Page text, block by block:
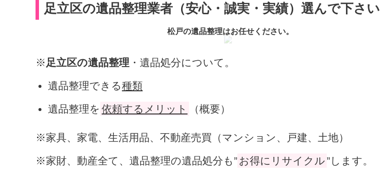
足立区の遺品整理業者（安心・誠実・実績）選んで下さい
松戸の遺品整理はお任せください。
※ 足立区の遺品整理 ・遺品処分について。
遺品整理できる種類
遺品整理を 依頼するメリット （概要）
※家具、家電、生活用品、不動産売買（マンション、戸建、土地）
※家財、動産全て、遺品整理の遺品処分も” お得にリサイクル”します。